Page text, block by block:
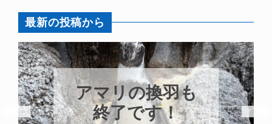
最新の投稿から
トビウオ幼魚展
示中！